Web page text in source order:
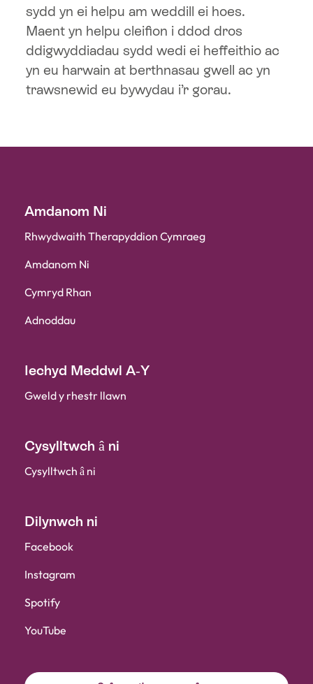
sydd yn ei helpu am weddill ei hoes.
Maent yn helpu cleifion i ddod dros
ddigwyddiadau sydd wedi ei heffeithio ac
yn eu harwain at berthnasau gwell ac yn
trawsnewid eu bywydau i’r gorau.
Amdanom Ni
Rhwydwaith Therapyddion Cymraeg
Amdanom Ni
Cymryd Rhan
Adnoddau
Iechyd Meddwl A-Y
Gweld y rhestr llawn
Cysylltwch â ni
Cysylltwch â ni
Dilynwch ni
Facebook
Instagram
Spotify
YouTube